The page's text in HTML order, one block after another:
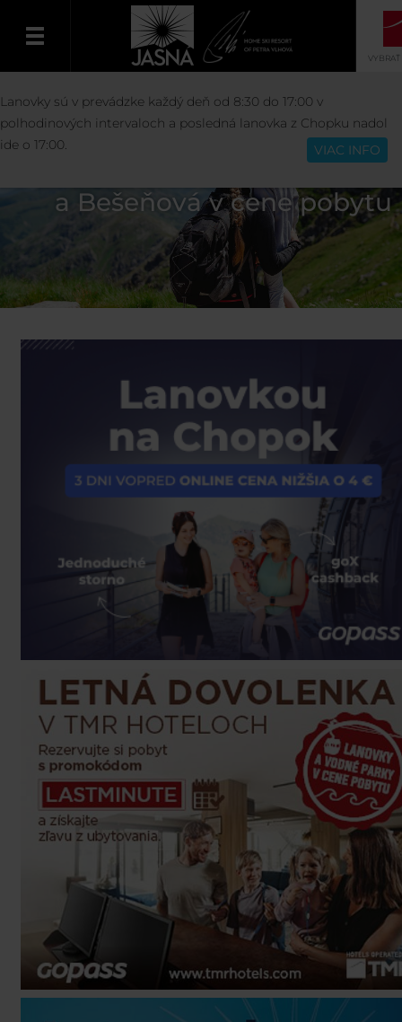
Slovenčina
VYBRAŤ
Lanovky a vodné parky
a Bešeňová v cene pobytu
Lanovky sú v prevádzke každý deň od 8:30 do 17:00 v
polhodinových intervaloch a posledná lanovka z Chopku nadol
ide o 17:00.
VIAC INFO